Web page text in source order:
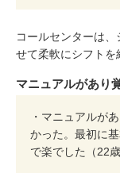
コールセンターは
せて柔軟にシフトを
マニュアルがあり
・マニュアルが
かった。最初に
で楽でした（22